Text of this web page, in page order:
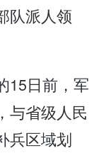
队派人领
15日前，军
与省级人民
兵区域划